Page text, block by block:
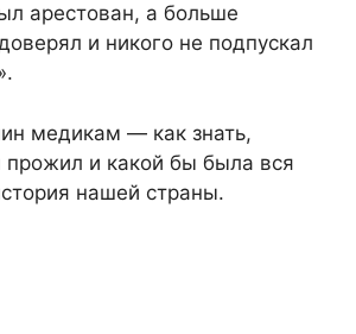
арестован, а больше
и никого не подпускал
медикам — как знать,
прожил и какой бы была вся
нашей страны.